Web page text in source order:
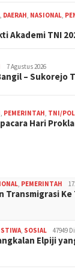
, DAERAH, NASIONAL,
Akademi TNI
7 Agustus 2026
– Sukorejo
, PEMERINTAH, TNI/
Hari
, PEMERINTAH
Transmigrasi Ke
, SOSIAL 47949
Elpiji